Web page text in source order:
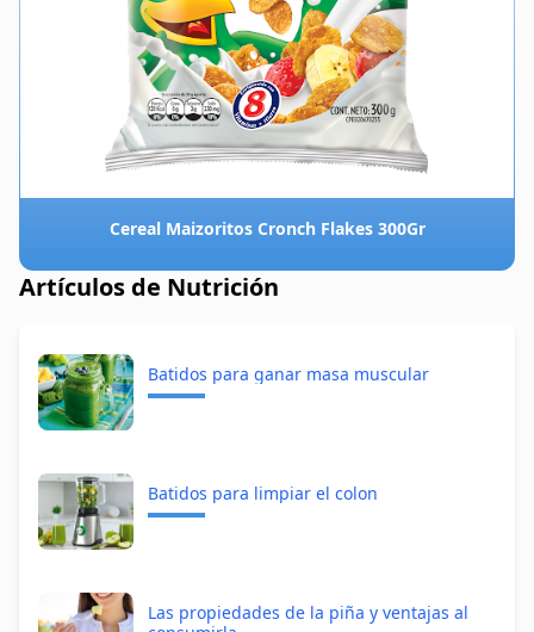
Cereal Maizoritos Cronch Flakes 300Gr
Artículos de Nutrición
Batidos para ganar masa muscular
Batidos para limpiar el colon
Las propiedades de la piña y ventajas al